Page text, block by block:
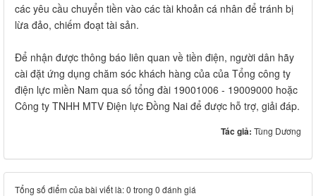
các yêu cầu chuyển tiền vào các tài khoản cá nhân để tránh bị
lừa đảo, chiếm đoạt tài sản.
Để nhận được thông báo liên quan về tiền điện, người dân hãy
cài đặt ứng dụng chăm sóc khách hàng của của Tổng công ty
điện lực miền Nam qua số tổng đài 19001006 - 19009000 hoặc
Công ty TNHH MTV Điện lực Đồng Nai để được hỗ trợ, giải đáp.
Tác giả: Tùng Dương
Tổng số điểm của bài viết là: 0 trong 0 đánh giá